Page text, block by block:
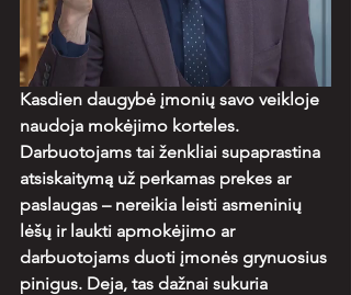
Kasdien daugybė įmonių savo veikloje
naudoja mokėjimo korteles.
Darbuotojams tai ženkliai supaprastina
atsiskaitymą už perkamas prekes ar
paslaugas – nereikia leisti asmeninių
lėšų ir laukti apmokėjimo ar
darbuotojams duoti įmonės grynuosius
pinigus. Deja, tas dažnai sukuria